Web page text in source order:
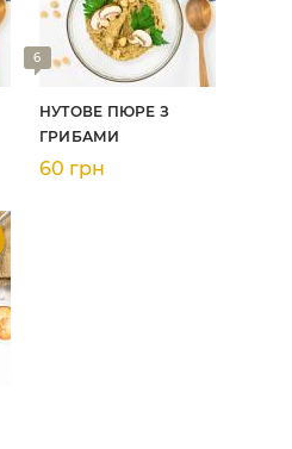
6
НУТОВЕ ПЮРЕ З
ГРИБАМИ
60 грн